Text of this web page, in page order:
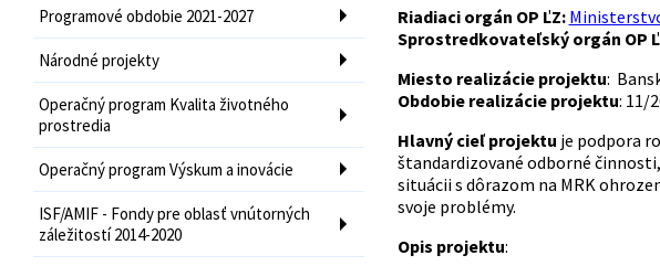
Programové obdobie 2021-2027
Národné projekty
Operačný program Kvalita životného
prostredia
Operačný program Výskum a inovácie
ISF/AMIF - Fondy pre oblasť vnútorných
záležitostí 2014-2020
Riadiaci orgán OP ĽZ:
Sprostredkovateľský orgán OP
Miesto realizácie projektu:
Obdobie realizácie projektu: 11/
Hlavný cieľ projektu je podpora
štandardizované odborné
situácii s dôrazom na MRK
svoje problémy.
Opis projektu: